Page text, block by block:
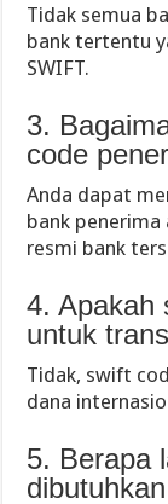
Tidak semua
bank tertentu
SWIFT.
3.
code
Anda dapat
bank
resmi bank
4. Apakah
untuk
Tidak, swift
dana
5. Berapa